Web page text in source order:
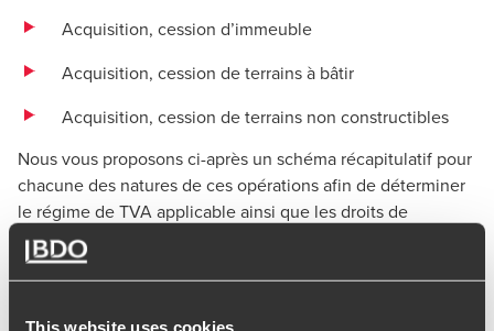
This website uses cookies
Acquisition, cession d’immeuble
Acquisition, cession de terrains à bâtir
Acquisition, cession de terrains non constructibles
Nous vous proposons ci-après un schéma récapitulatif pour
chacune des natures de ces opérations afin de déterminer
le régime de TVA applicable ainsi que les droits de
mutations.
Le calcul des droits de mutation s’effectue ainsi :